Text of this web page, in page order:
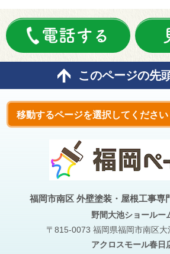
電話する
このページの先
福岡市南区 外壁塗装・屋根工事専
野間大池ショールー
〒815-0073 福岡県福岡市南区
アクロスモール春日